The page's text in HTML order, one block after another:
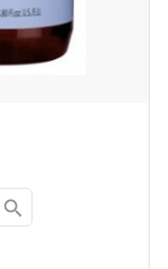
search